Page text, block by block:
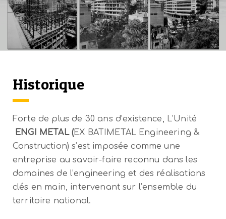
Historique
Forte de plus de 30 ans d’existence, L’Unité
ENGI METAL (EX BATIMETAL Engineering &
Construction) s’est imposée comme une
entreprise au savoir-faire reconnu dans les
domaines de l’engineering et des réalisations
clés en main, intervenant sur l’ensemble du
territoire national.